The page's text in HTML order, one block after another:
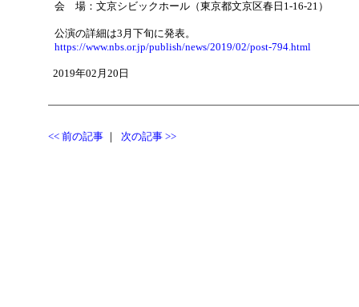
会 場：文京シビックホール（東京都文京区春日1-16-21）
公演の詳細は3月下旬に発表。
https://www.nbs.or.jp/publish/news/2019/02/post-794.html
2019年02月20日
<< 前の記事 ｜ 次の記事 >>